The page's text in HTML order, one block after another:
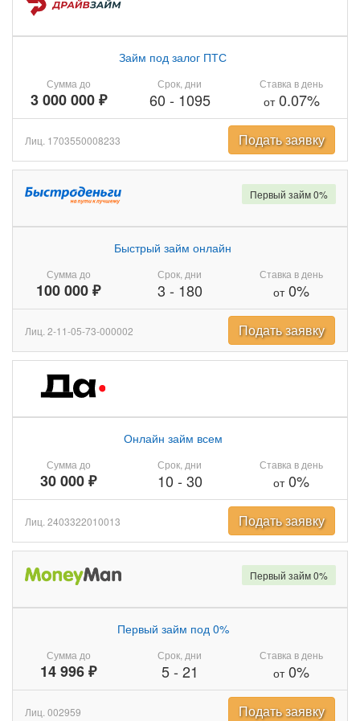
Сумма до
3 000 000 ₽
Займ под залог ПТС
Срок, дни
60 - 1095
Ставка в день
от0.07%
Лиц. 1703550008233 Подать заявку
Сумма до
100 000 ₽
Быстрый займ онлайн
Срок, дни
3 - 180
Ставка в день
от0%
Первый займ 0%
Лиц. 2-11-05-73-000002 Подать заявку
Сумма до
30 000 ₽
Онлайн займ всем
Срок, дни
10 - 30
Ставка в день
от0%
Лиц. 2403322010013 Подать заявку
Сумма до
14 996 ₽
Первый займ под 0%
Срок, дни
5- 21
Ставка в день
от0%
Первый займ 0%
Лиц. 002959 Подать заявку